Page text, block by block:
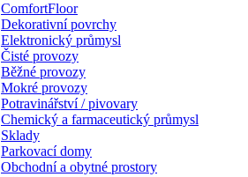
ComfortFloor
Dekorativní povrchy
Elektronický průmysl
Čisté provozy
Běžné provozy
Mokré provozy
Potravinářství / pivovary
Chemický a farmaceutický průmysl
Sklady
Parkovací domy
Obchodní a obytné prostory